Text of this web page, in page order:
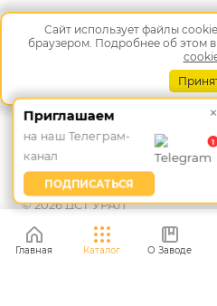
Подписаться на рассылку
+7 (800) 500-61-45
Заказать звонок
info@tm10.ru
Челябинск, ул. Героев
© 2026 ДСТ УРАЛ
Согласие на обработку
обработки персональных
Главная Каталог О Заводе
×
Приглашаем
на наш Телеграм-
канал
ПОДПИСАТЬСЯ
1
Сайт использует файлы
браузером. Подробнее об этом